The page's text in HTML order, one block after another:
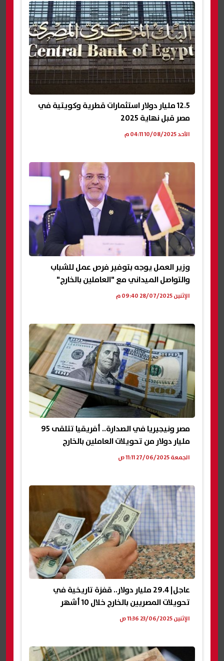
12.5 مليار دولار استثمارات قطرية وكويتية في
مصر قبل نهاية 2025
الأحد 10/08/2025 04:11 م
وزير العمل يوجه بتوفير فرص عمل للشباب
والتواصل الميداني مع "العاملين بالخارج"
الإثنين 28/07/2025 09:40 م
مصر ونيجيريا في الصدارة.. أفريقيا تتلقى 95
مليار دولار من تحويلات العاملين بالخارج
الجمعة 27/06/2025 11:11 ص
عاجل| 29.4 مليار دولار.. قفزة تاريخية في
تحويلات المصريين بالخارج خلال 10 أشهر
الإثنين 23/06/2025 11:36 ص